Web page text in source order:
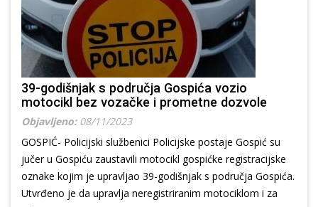
39-godišnjak s područja Gospića vozio
motocikl bez vozačke i prometne dozvole
Objavljeno: 08/11/2023
GOSPIĆ- Policijski službenici Policijske postaje Gospić su
jučer u Gospiću zaustavili motocikl gospićke registracijske
oznake kojim je upravljao 39-godišnjak s područja Gospića.
Utvrđeno je da upravlja neregistriranim motociklom i za